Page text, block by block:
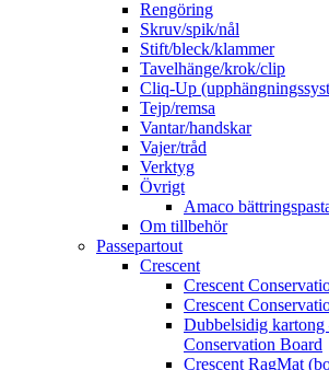
Rengöring
Skruv/spik/nål
Stift/bleck/klammer
Tavelhänge/krok/clip
Cliq-Up
Tejp/remsa
Vantar/handskar
Vajer/tråd
Verktyg
Övrigt
Amaco
Om tillbehör
Passepartout
Crescent
Crescent
Crescent
Dubbelsidig kartong
Conservation Board
Crescent RagMat